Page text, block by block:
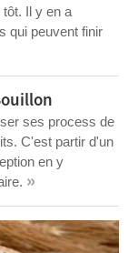
Il y en a
qui peuvent finir
ses process de
C'est partir d'un
en y
»